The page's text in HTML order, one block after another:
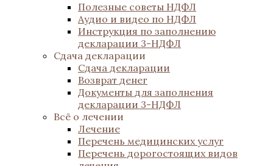
Полезные советы НДФЛ
Аудио и видео по НДФЛ
Инструкция по заполнению
декларации 3-НДФЛ
Сдача декларации
Сдача декларации
Возврат денег
Документы для заполнения
декларации 3-НДФЛ
Всё о лечении
Лечение
Перечень медицинских услуг
Перечень дорогостоящих видов